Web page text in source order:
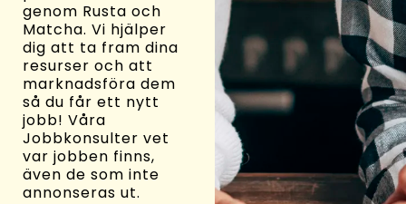
genom Rusta och
Matcha. Vi hjälper
dig att ta fram dina
resurser och att
marknadsföra dem
så du får ett nytt
jobb! Våra
Jobbkonsulter vet
var jobben finns,
även de som inte
annonseras ut.